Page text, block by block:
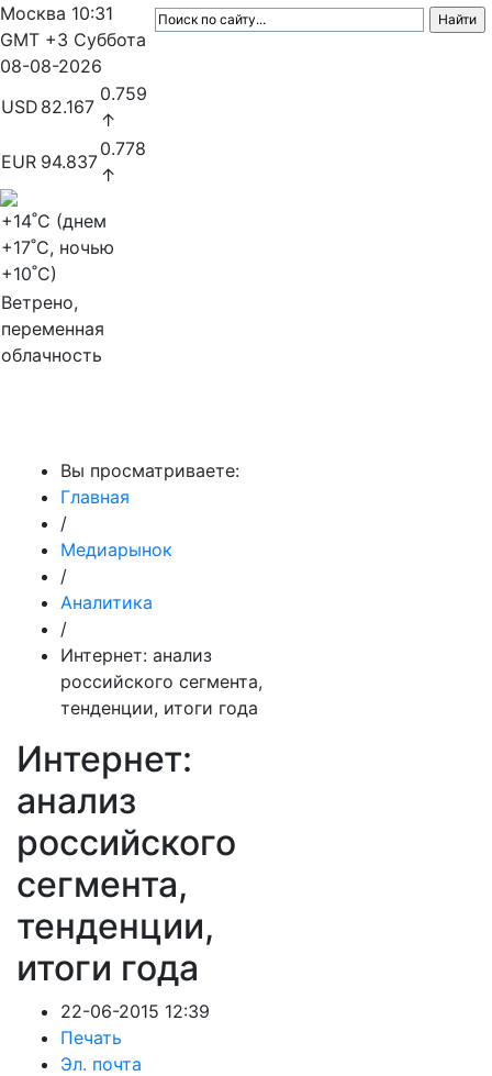
Москва 10:31
GMT +3 Суббота
08-08-2026
USD 82.167
0.759
↑
EUR 94.837
0.778
↑
+14˚C (днем
+17˚C, ночью
+10˚C)
Ветрено,
переменная
облачность
Вы просматриваете:
Главная
/
Медиарынок
/
Аналитика
/
Интернет: анализ
российского сегмента,
тенденции, итоги года
Интернет:
анализ
российского
сегмента,
тенденции,
итоги года
22-06-2015 12:39
Печать
Эл. почта